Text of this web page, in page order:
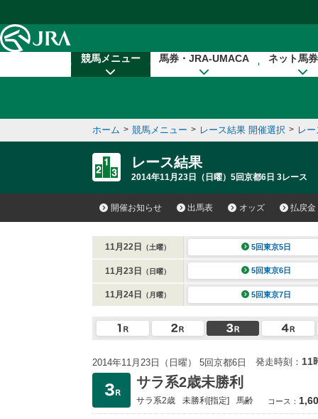
競馬メニュー 馬券・JRA-UMACA ネット馬
ホーム > 競馬メニュー > レース結果 開催選択 > レ
レース結果
2014年11月23日（日曜）5回京都6日 3レース
開催お知らせ 出馬表 オッズ 払戻金
11月22日 （土曜） 5回東京5日
11月23日 （日曜） 5回東京6日
11月24日 （月曜） 5回東京7日
2014年11月23日（日曜） 5回京都6日 発走時刻： 11
サラ系2歳未勝利
サラ系2歳 未勝利[指定] 馬齢 コース：